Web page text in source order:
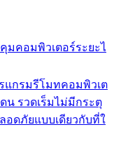
มคอมพิวเตอร์ระยะไ
แกรมรีโมทคอมพิวเต
น รวดเร็มไม่มีกระตุ
ดภัยแบบเดียวกับที่ใ